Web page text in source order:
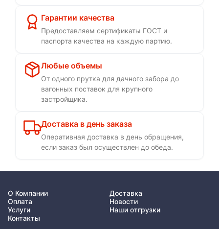
Гарантии качества
Предоставляем сертификаты ГОСТ и
паспорта качества на каждую партию.
Любые объемы
От одного прутка для дачного забора до
вагонных поставок для крупного
застройщика.
Доставка в день заказа
Оперативная доставка в день обращения,
если заказ был осуществлен до обеда.
О Компании
Доставка
Оплата
Новости
Услуги
Наши отгрузки
Контакты